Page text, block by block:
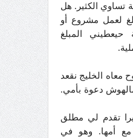
تساوي الكثير. هل
لعمل مشروع أو
حيعطيني المبلغ
معاه الخليج نقعد
دعوة بأمي.
تقدم لي مطلق
مع أمها. وهو في